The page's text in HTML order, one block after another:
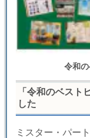
令和
「令和のベスト
した
ミスター・パー